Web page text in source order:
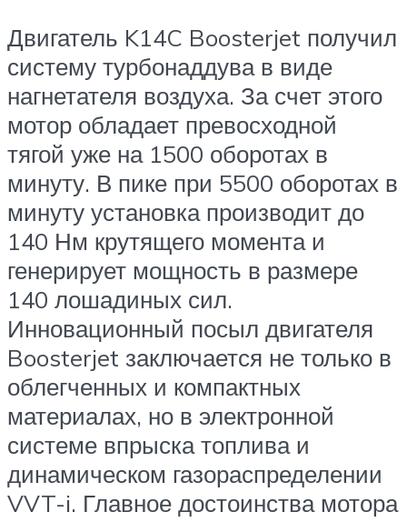
Двигатель K14C Boosterjet получил
систему турбонаддува в виде
нагнетателя воздуха. За счет этого
мотор обладает превосходной
тягой уже на 1500 оборотах в
минуту. В пике при 5500 оборотах в
минуту установка производит до
140 Нм крутящего момента и
генерирует мощность в размере
140 лошадиных сил.
Инновационный посыл двигателя
Boosterjet заключается не только в
облегченных и компактных
материалах, но в электронной
системе впрыска топлива и
динамическом газораспределении
VVT-i. Главное достоинства мотора